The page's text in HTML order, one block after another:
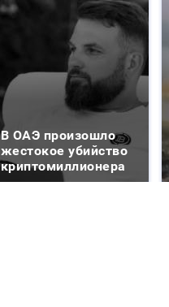
В ОАЭ произошло
жестокое убийство
криптомиллионера